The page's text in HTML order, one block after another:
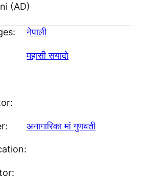
(AD)
नेपाली
महासी सयादाे
अनागारिका मां गुणवती